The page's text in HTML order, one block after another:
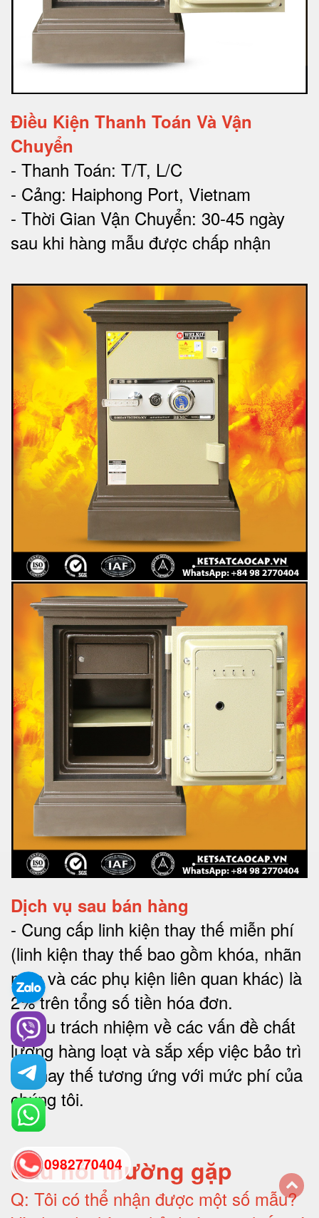
Điều Kiện Thanh Toán Và Vận
Chuyển
- Thanh Toán: T/T, L/C
- Cảng: Haiphong Port, Vietnam
- Thời Gian Vận Chuyển: 30-45 ngày
sau khi hàng mẫu được chấp nhận
Dịch vụ sau bán hàng
- Cung cấp linh kiện thay thế miễn phí
(linh kiện thay thế bao gồm khóa, nhãn
mác và các phụ kiện liên quan khác) là
2% trên tổng số tiền hóa đơn.
-Chịu trách nhiệm về các vấn đề chất
lượng hàng loạt và sắp xếp việc bảo trì
và thay thế tương ứng với mức phí của
chúng tôi.
Câu hỏi thường gặp
Q: Tôi có thể nhận được một số mẫu?
0982770404
back